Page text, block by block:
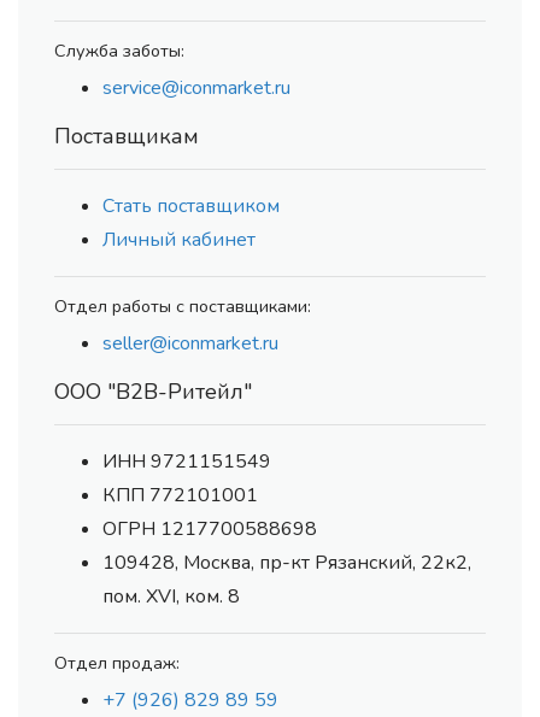
Служба заботы:
service@iconmarket.ru
Поставщикам
Стать поставщиком
Личный кабинет
Отдел работы с поставщиками:
seller@iconmarket.ru
ООО "В2В-Ритейл"
ИНН 9721151549
КПП 772101001
ОГРН 1217700588698
109428, Москва, пр-кт Рязанский, 22к2,
пом. XVI, ком. 8
Отдел продаж:
+7 (926) 829 89 59